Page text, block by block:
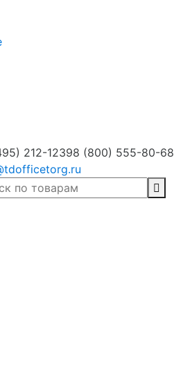
212-12398 (800) 555-80-68